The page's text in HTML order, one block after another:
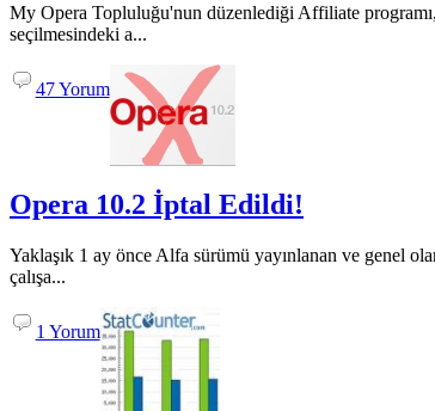
My Opera Topluluğu'nun düzenlediği Affiliate
seçilmesindeki a...
47 Yorum
Opera 10.2 İptal Edildi!
Yaklaşık 1 ay önce Alfa sürümü yayınlanan ve genel
çalışa...
1 Yorum